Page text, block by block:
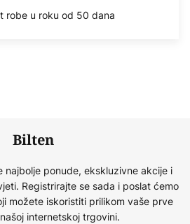
robe u roku od 50 dana
Bilten
najbolje ponude, ekskluzivne akcije i
Registrirajte se sada i poslat ćemo
možete iskoristiti prilikom vaše prve
internetskoj trgovini.